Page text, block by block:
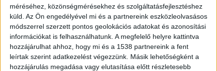
méréséhez, közönségmérésekhez és szolgáltatásfejlesztéshez
küld. Az Ön engedélyével mi és a partnereink eszközleolvasásos
módszerrel szerzett pontos geolokációs adatokat és azonosítási
információkat is felhasználhatunk. A megfelelő helyre kattintva
hozzájárulhat ahhoz, hogy mi és a 1538 partnereink a fent
leírtak szerint adatkezelést végezzünk. Másik lehetőségként a
hozzájárulás megadása vagy elutasítása előtt részletesebb